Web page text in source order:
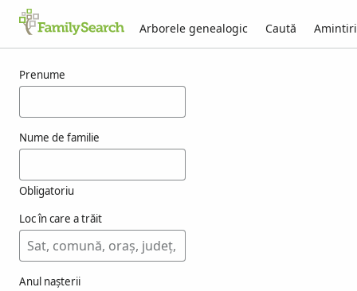
Arborele genealogic Caută Amintiri
Prenume
Nume de familie
Obligatoriu
Loc în care a trăit
Anul nașterii